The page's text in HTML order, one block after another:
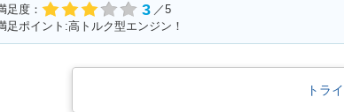
足度：
3 ／5
足ポイント:高トルク型エンジン！
トラ